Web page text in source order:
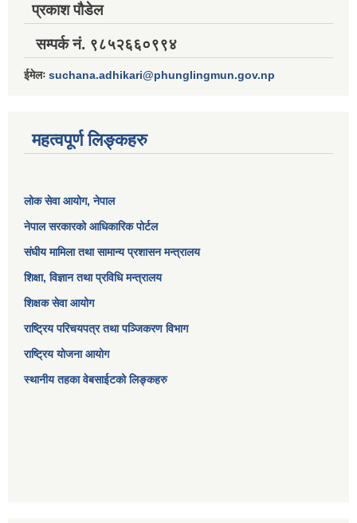
प्रकाश पौडेल
सम्पर्क नं. ९८५२६६०९९४
ईमेलः suchana.adhikari@phunglingmun.gov.np
महत्वपूर्ण लिङ्कहरु
लोक सेवा आयोग, नेपाल
नेपाल सरकारको आधिकारिक पोर्टल
संघीय मामिला तथा सामान्य प्रशासन मन्त्रालय
शिक्षा, विज्ञान तथा प्रविधि मन्त्रालय
शिक्षक सेवा आयोग
राष्ट्रिय परिचयपत्र तथा पञ्जिकरण विभाग
राष्ट्रिय योजना आयोग
स्थानीय तहका वेबसाईटको लिङ्कहरु